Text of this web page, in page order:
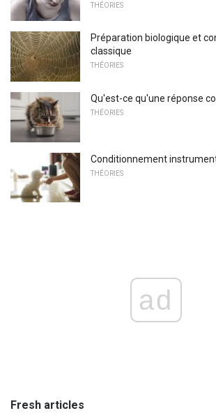
THÉORIES
Préparation biologique et
classique
THÉORIES
Qu'est-ce qu'une réponse
THÉORIES
Conditionnement
THÉORIES
ad
Fresh articles